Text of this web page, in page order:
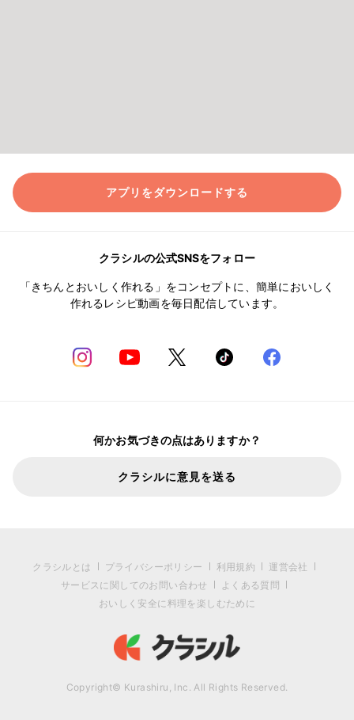
アプリをダウンロードする
クラシルの公式SNSをフォロー
「きちんとおいしく作れる」をコンセプトに、簡単においしく
作れるレシピ動画を毎日配信しています。
何かお気づきの点はありますか？
クラシルに意見を送る
クラシルとは プライバシーポリシー 利用規約
運営会社
サービスに関してのお問い合わせ
よくある質問
おいしく安全に料理を楽しむために
Copyright© Kurashiru, Inc. All Rights Reserved.